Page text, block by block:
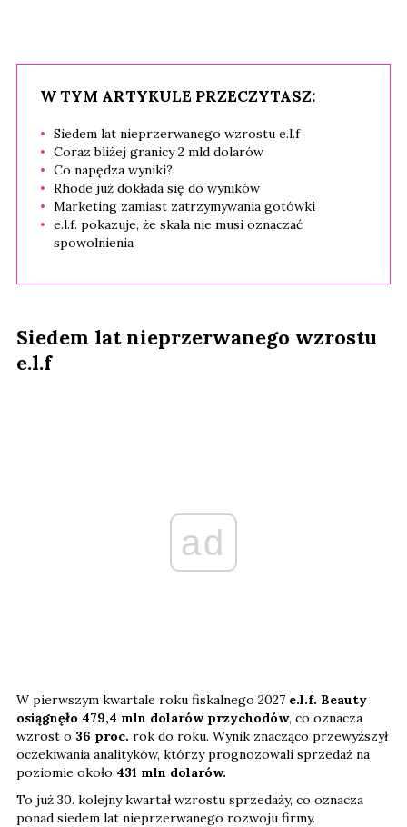
W TYM ARTYKULE PRZECZYTASZ:
Siedem lat nieprzerwanego wzrostu e.l.f
Coraz bliżej granicy 2 mld dolarów
Co napędza wyniki?
Rhode już dokłada się do wyników
Marketing zamiast zatrzymywania gotówki
e.l.f. pokazuje, że skala nie musi oznaczać
spowolnienia
Siedem lat nieprzerwanego wzrostu
e.l.f
ad
W pierwszym kwartale roku fiskalnego 2027 e.l.f. Beauty
osiągnęło 479,4 mln dolarów przychodów, co oznacza
wzrost o 36 proc. rok do roku. Wynik znacząco przewyższył
oczekiwania analityków, którzy prognozowali sprzedaż na
poziomie około 431 mln dolarów.
To już 30. kolejny kwartał wzrostu sprzedaży, co oznacza
ponad siedem lat nieprzerwanego rozwoju firmy.